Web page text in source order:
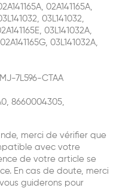
02A141165A,
03L141032,
03L141032A,
03L141032A,
7L596-CTAA
8660004305,
merci de vérifier que
avec votre
de votre article se
En cas de doute, merci
guiderons pour